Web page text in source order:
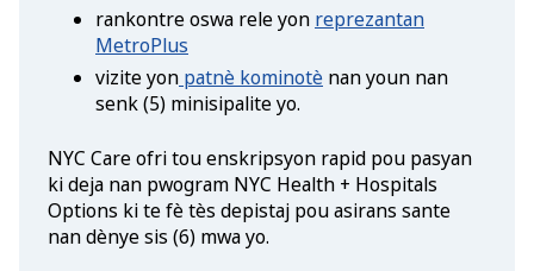
rankontre oswa rele yon reprezantan
MetroPlus
vizite yon patnè kominotè nan youn nan
senk (5) minisipalite yo.
NYC Care ofri tou enskripsyon rapid pou pasyan
ki deja nan pwogram NYC Health + Hospitals
Options ki te fè tès depistaj pou asirans sante
nan dènye sis (6) mwa yo.